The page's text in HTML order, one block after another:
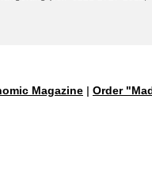
Magazine | Order